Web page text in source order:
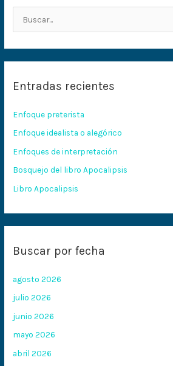
a
p
o
r
:
Entradas recientes
Enfoque preterista
Enfoque idealista o alegórico
Enfoques de interpretación
Bosquejo del libro Apocalipsis
Libro Apocalipsis
Buscar por fecha
agosto 2026
julio 2026
junio 2026
mayo 2026
abril 2026